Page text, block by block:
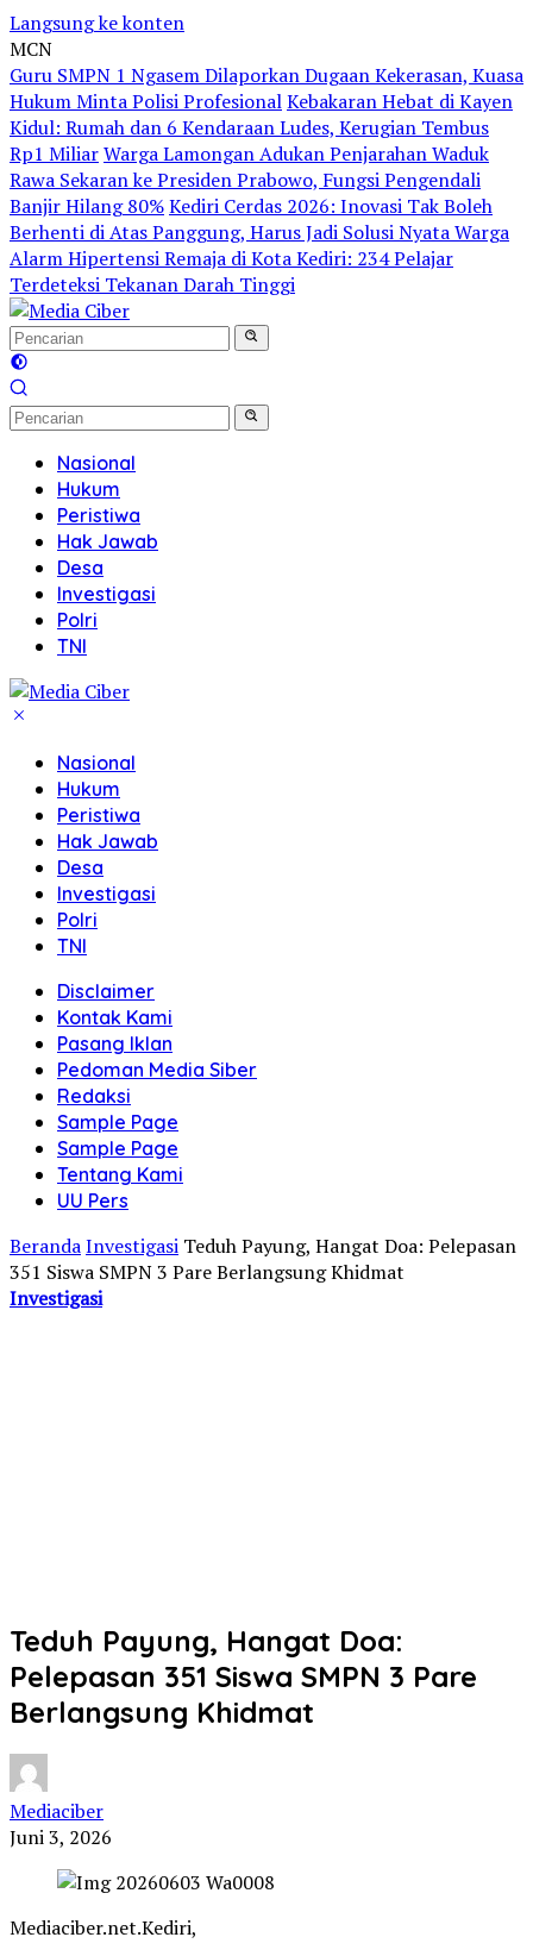
Langsung ke konten
MCN
Guru SMPN 1 Ngasem Dilaporkan Dugaan Kekerasan, Kuasa
Hukum Minta Polisi ProfesionalKebakaran Hebat di Kayen
Kidul: Rumah dan 6 Kendaraan Ludes, Kerugian Tembus
Rp1 MiliarWarga Lamongan Adukan Penjarahan Waduk
Rawa Sekaran ke Presiden Prabowo, Fungsi Pengendali
Banjir Hilang 80%Kediri Cerdas 2026: Inovasi Tak Boleh
Berhenti di Atas Panggung, Harus Jadi Solusi Nyata Warga
Alarm Hipertensi Remaja di Kota Kediri: 234 Pelajar
Terdeteksi Tekanan Darah Tinggi
Nasional
Hukum
Peristiwa
Hak Jawab
Desa
Investigasi
Polri
TNI
Nasional
Hukum
Peristiwa
Hak Jawab
Desa
Investigasi
Polri
TNI
Disclaimer
Kontak Kami
Pasang Iklan
Pedoman Media Siber
Redaksi
Sample Page
Sample Page
Tentang Kami
UU Pers
BerandaInvestigasi Teduh Payung, Hangat Doa: Pelepasan
351 Siswa SMPN 3 Pare Berlangsung Khidmat
Investigasi
Teduh Payung, Hangat Doa:
Pelepasan 351 Siswa SMPN 3 Pare
Berlangsung Khidmat
Mediaciber
Juni 3, 2026
Mediaciber.net.Kediri,